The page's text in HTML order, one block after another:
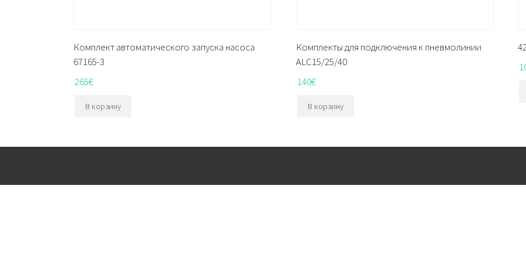
Комплект автоматического запуска насоса
67165-3
265€
В корзину
Комплекты для подключения к пневмолинии
ALC15/25/40
140€
В корзину